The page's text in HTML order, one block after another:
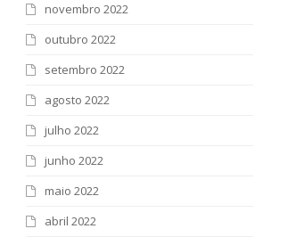
novembro 2022
outubro 2022
setembro 2022
agosto 2022
julho 2022
junho 2022
maio 2022
abril 2022